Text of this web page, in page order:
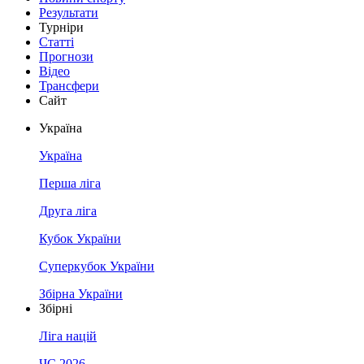
Результати
Турніри
Статті
Прогнози
Відео
Трансфери
Сайт
Україна
Україна
Перша ліга
Друга ліга
Кубок України
Суперкубок України
Збірна України
Збірні
Ліга націй